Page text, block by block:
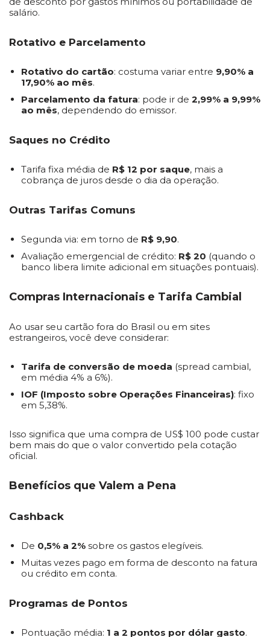
salário.
Rotativo e Parcelamento
Rotativo do cartão: costuma variar entre 9,90% a
17,90% ao mês.
Parcelamento da fatura: pode ir de 2,99% a 9,99%
ao mês, dependendo do emissor.
Saques no Crédito
Tarifa fixa média de R$ 12 por saque, mais a
cobrança de juros desde o dia da operação.
Outras Tarifas Comuns
Segunda via: em torno de R$ 9,90.
Avaliação emergencial de crédito: R$ 20 (quando o
banco libera limite adicional em situações pontuais).
Compras Internacionais e Tarifa Cambial
Ao usar seu cartão fora do Brasil ou em sites
estrangeiros, você deve considerar:
Tarifa de conversão de moeda (spread cambial,
em média 4% a 6%).
IOF (Imposto sobre Operações Financeiras): fixo
em 5,38%.
Isso significa que uma compra de US$ 100 pode custar
bem mais do que o valor convertido pela cotação
oficial.
Benefícios que Valem a Pena
Cashback
De 0,5% a 2% sobre os gastos elegíveis.
Muitas vezes pago em forma de desconto na fatura
ou crédito em conta.
Programas de Pontos
Pontuação média: 1 a 2 pontos por dólar gasto.